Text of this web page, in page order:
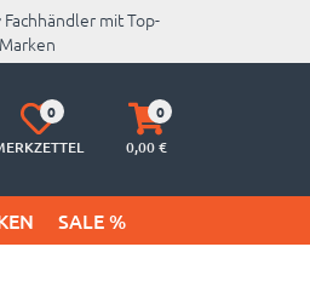
Fachhändler mit Top-
Marken
Merkzettel
aufklappen
0
Warenkorb
aufklappen
0
0,00€
SALE %